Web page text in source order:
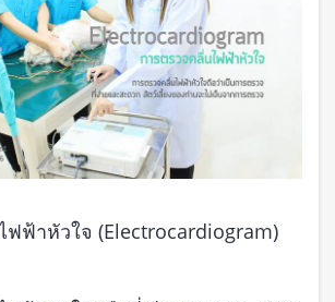
ฟฟ้าหัวใจ (Electrocardiogram)